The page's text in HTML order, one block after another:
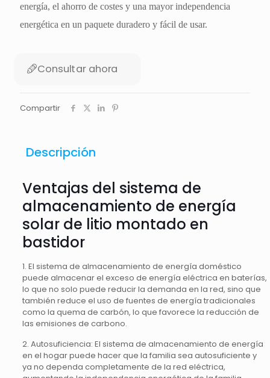
energía, el ahorro de costes y una mayor independencia
energética en un paquete duradero y fácil de usar.
Consultar ahora
Compartir
Descripción
Ventajas del sistema de
almacenamiento de energía
solar de litio montado en
bastidor
1. El sistema de almacenamiento de energía doméstico
puede almacenar el exceso de energía eléctrica en baterías,
lo que no solo puede reducir la demanda en la red, sino que
también reduce el uso de fuentes de energía tradicionales
como la quema de carbón, lo que favorece la reducción de
las emisiones de carbono.
2. Autosuficiencia: El sistema de almacenamiento de energía
en el hogar puede hacer que la familia sea autosuficiente y
ya no dependa completamente de la red eléctrica,